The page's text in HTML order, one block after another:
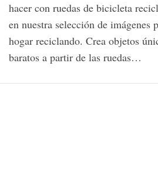
hacer con ruedas de bicicleta
en nuestra selección de imágenes
hogar reciclando. Crea objetos
baratos a partir de las ruedas…